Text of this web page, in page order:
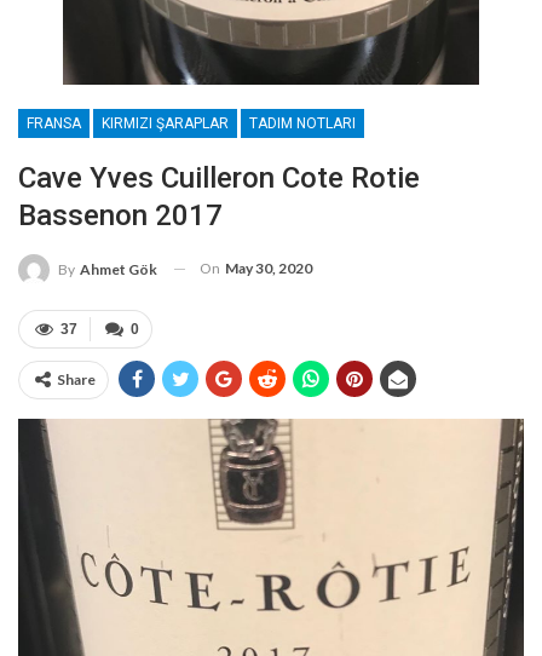
FRANSA KIRMIZI ŞARAPLAR TADIM NOTLARI
Cave Yves Cuilleron Cote Rotie
Bassenon 2017
By Ahmet Gök On May 30, 2020
0
37
Share